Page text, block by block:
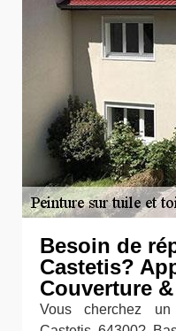
Besoin de
Castetis?
Couverture
Vous cherchez